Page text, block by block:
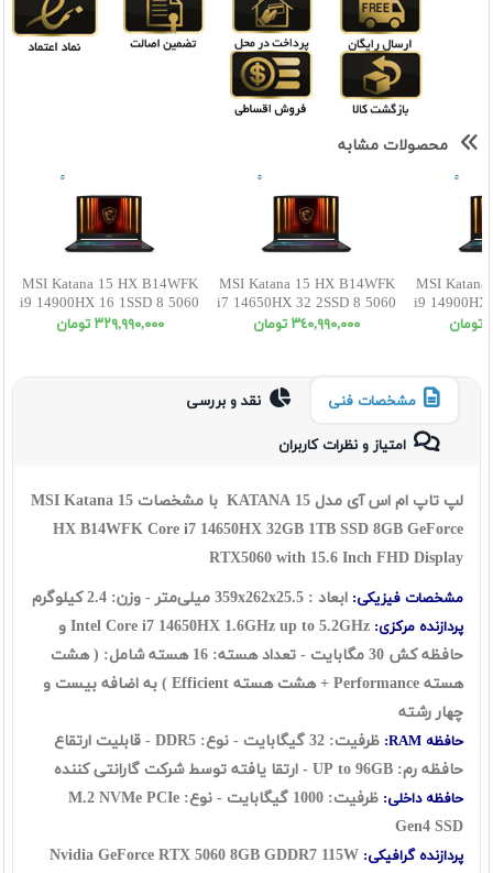
محصولات مشابه
MSI Katana 15 HX B14WFK
i9 14900HX 16 1SSD 8 5060
QHD
٣٢٩,٩٩٠,٠٠٠ تومان
MSI Katana 15 HX B14WFK
i7 14650HX 32 2SSD 8 5060
FHD
٣٤٠,٩٩٠,٠٠٠ تومان
MSI
i9 14900HX
مشخصات فنی نقد و بررسی
امتیاز و نظرات کاربران
لپ تاپ ام اس آی مدل KATANA 15 با مشخصات MSI Katana 15
HX B14WFK Core i7 14650HX 32GB 1TB SSD 8GB GeForce
RTX5060 with 15.6 Inch FHD Display
مشخصات فیزیکی: ابعاد : 359x 262x25.5 میلی‌متر - وزن: 2.4 کیلوگرم
پردازنده مرکزی:
Intel Core i7 14650HX 1.6GHz up to 5.2GHz و
حافظه کش 30 مگابایت - تعداد هسته: 16 هسته شامل: ( هشت
هسته Performance + هشت هسته Efficient ) به اضافه بیست و
چهار رشته
حافظه RAM:
ظرفیت: 32 گیگابایت - نوع: DDR5 - قابلیت ارتقاع
حافظه رم: UP to 96GB -
ارتقا یافته توسط شرکت گارانتی کننده
حافظه داخلی:
ظرفیت: 1000 گیگابایت - نوع: M.2 NVMe PCIe
Gen4 SSD
پردازنده گرافیکی: